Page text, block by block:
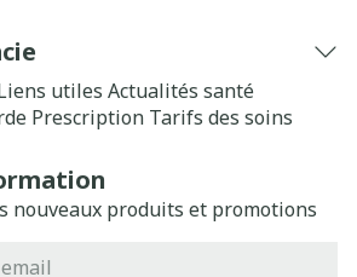
utiles Actualités santé
Prescription Tarifs des soins
nouveaux produits et promotions